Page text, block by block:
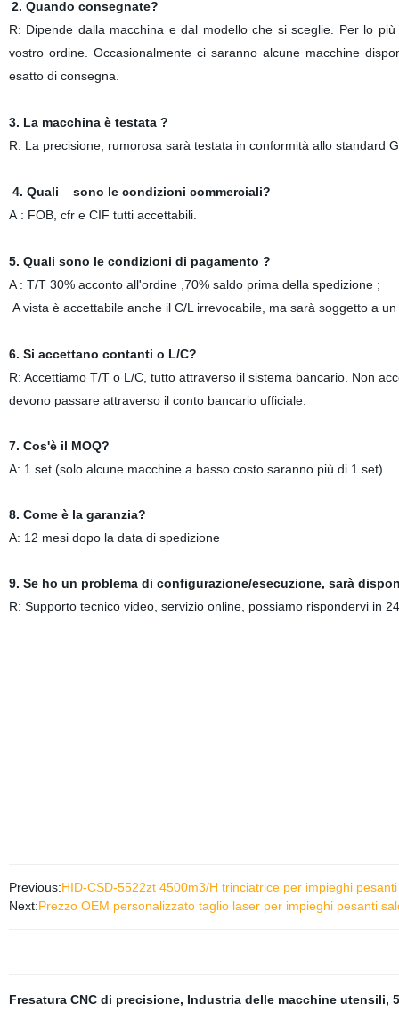
2. Quando consegnate?
R: Dipende dalla macchina e dal modello che si sceglie. Per lo
vostro ordine. Occasionalmente ci saranno alcune macchine
esatto di consegna.
3. La macchina è testata ?
R: La precisione, rumorosa sarà testata in conformità allo standard
4. Quali sono le condizioni commerciali?
A : FOB, cfr e CIF tutti accettabili.
5. Quali sono le condizioni di pagamento ?
A : T/T 30% acconto all'ordine ,70% saldo prima della spedizione ;
A vista è accettabile anche il C/L irrevocabile, ma sarà soggetto a
6. Si accettano contanti o L/C?
R: Accettiamo T/T o L/C, tutto attraverso il sistema bancario. Non
devono passare attraverso il conto bancario ufficiale.
7. Cos'è il MOQ?
A: 1 set (solo alcune macchine a basso costo saranno più di 1 set)
8. Come è la garanzia?
A: 12 mesi dopo la data di spedizione
9. Se ho un problema di configurazione/esecuzione, sarà
R: Supporto tecnico video, servizio online, possiamo rispondervi in
Previous:HID-CSD-5522zt 4500m3/H trinciatrice per impieghi
Next:Prezzo OEM personalizzato taglio laser per impieghi pesanti
Fresatura CNC di precisione, Industria delle macchine utensili,